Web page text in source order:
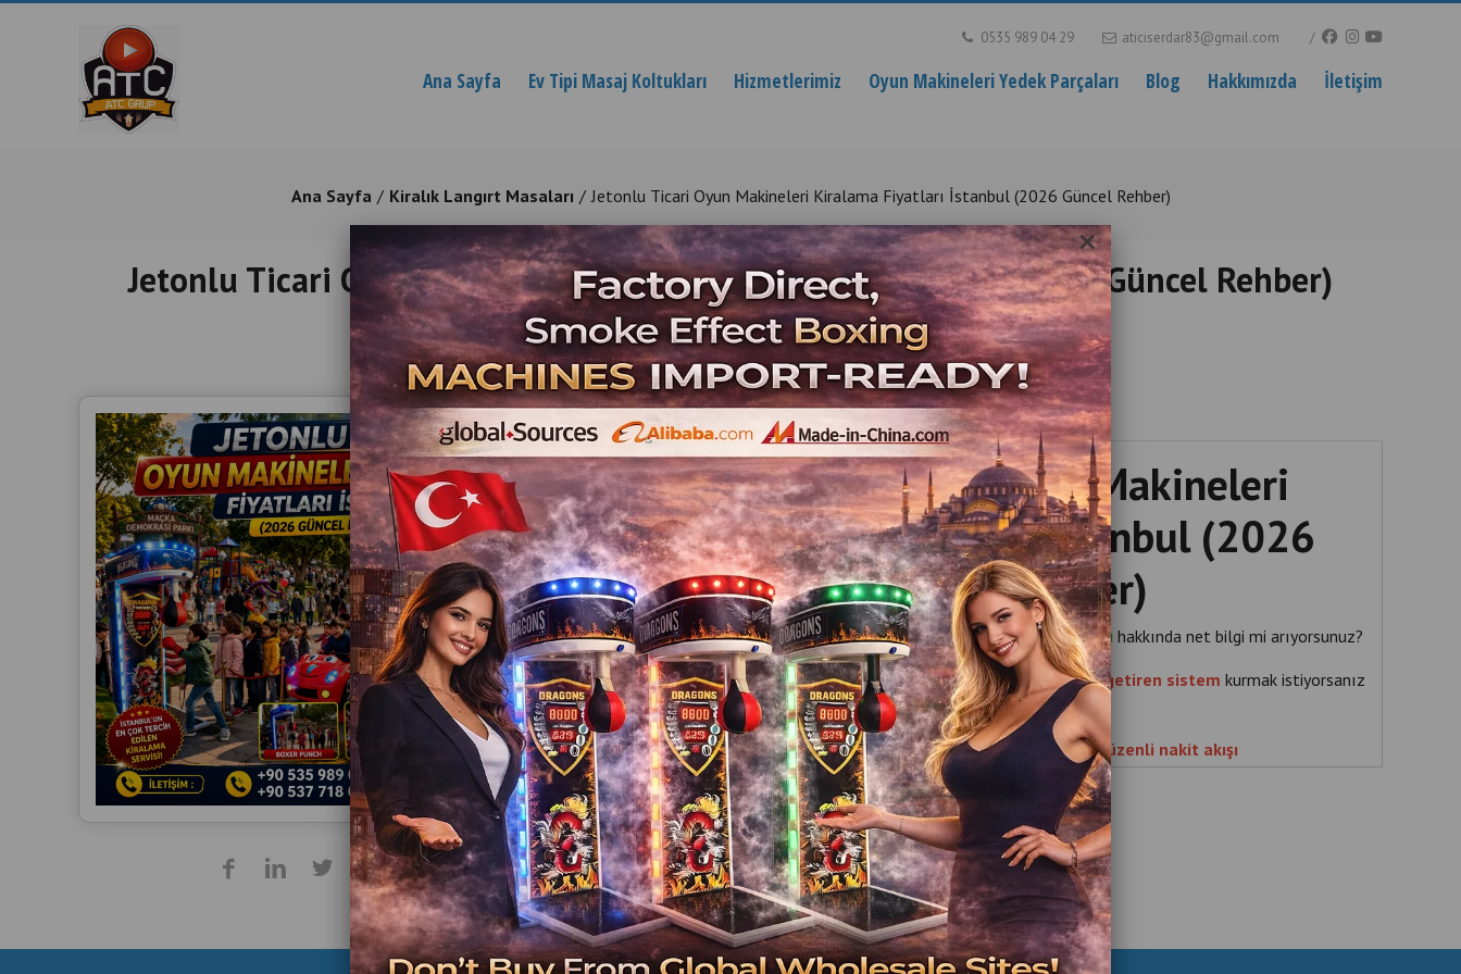
×
0535 989 04 29 aticiserdar83@gmail.com
Ana Sayfa Ev Tipi Masaj Koltukları Hizmetlerimiz Oyun Makineleri Yedek Parçaları Blog Hakkımızda İletişim
Ana Sayfa Kiralık Langırt Masaları ​​​​​​​Jetonlu Ticari Oyun Makineleri Kiralama Fiyatları İstanbul (2026 Güncel Rehber)
​​​​​​​Jetonlu Ticari Oyun Makineleri Kiralama Fiyatları İstanbul (2026 Güncel Rehber)
Ticari Oyun Makineleri Kiralama Hizmeti İstanbul
Jetonlu Ticari Oyun Makineleri
Kiralama Fiyatları İstanbul (2026
Güncel Rehber)
İstanbul’dajetonlu ticari oyun makineleri kiralama fiyatları hakkında net bilgi mi arıyorsunuz?
AVM, kafe, restoran, hastane kantini veya oyun alanı içingelir getiren sistem kurmak istiyorsanız
doğru yerdesiniz.
👉 Doğru makine + doğru lokasyon =aylık düzenli nakit akışı
📞+90 535 989 04 29
📞+90 537 718 07 47
💡Yüksek trafikli AVM / sahil bölgelerinde kazanç 2-3 kat artar
En Çok Kazandıran Lokasyonlar